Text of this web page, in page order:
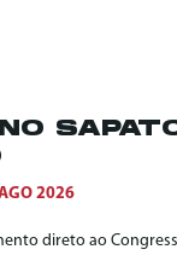
2026
direto ao